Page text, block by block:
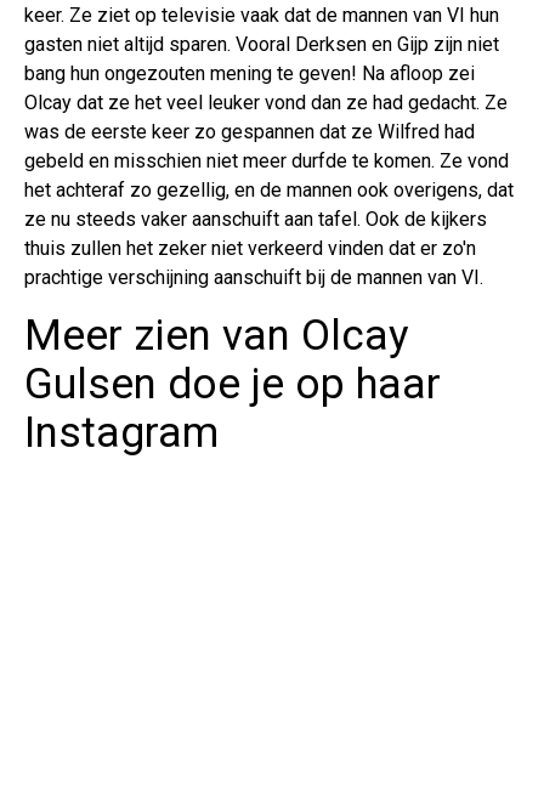
keer. Ze ziet op televisie vaak dat de mannen van VI hun
gasten niet altijd sparen. Vooral Derksen en Gijp zijn niet
bang hun ongezouten mening te geven! Na afloop zei
Olcay dat ze het veel leuker vond dan ze had gedacht. Ze
was de eerste keer zo gespannen dat ze Wilfred had
gebeld en misschien niet meer durfde te komen. Ze vond
het achteraf zo gezellig, en de mannen ook overigens, dat
ze nu steeds vaker aanschuift aan tafel. Ook de kijkers
thuis zullen het zeker niet verkeerd vinden dat er zo'n
prachtige verschijning aanschuift bij de mannen van VI.
Meer zien van Olcay
Gulsen doe je op haar
Instagram